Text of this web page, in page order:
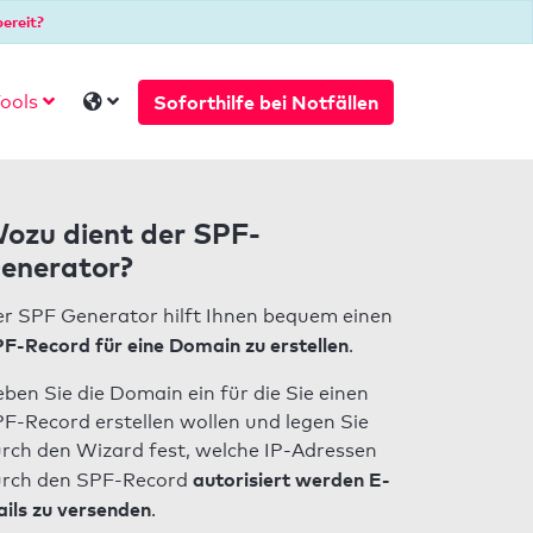
Soforthilfe bei Notfällen
dient der SPF-
SPF Generator hilft Ihnen bequem einen
Record für eine Domain zu erstellen.
Sie die Domain ein für die Sie einen
Record erstellen wollen und legen Sie
den Wizard fest, welche IP-Adressen
den SPF-Record autorisiert werden E-
zu versenden.